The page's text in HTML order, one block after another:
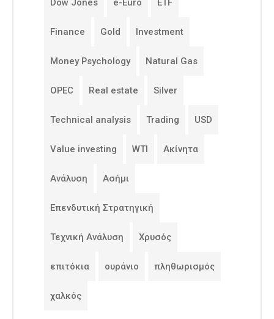
Dow Jones e-Euro ETF
Finance Gold Investment
Money Psychology Natural Gas
OPEC Real estate Silver
Technical analysis Trading USD
Value investing WTI Ακίνητα
Ανάλυση Ασήμι
Επενδυτική Στρατηγική
Τεχνική Ανάλυση Χρυσός
επιτόκια ουράνιο πληθωρισμός
χαλκός